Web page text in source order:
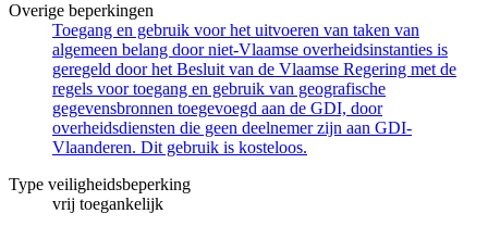
Overige beperkingen
Toegang en gebruik voor het uitvoeren van taken van
algemeen belang door niet-Vlaamse overheidsinstanties is
geregeld door het Besluit van de Vlaamse Regering met de
regels voor toegang en gebruik van geografische
gegevensbronnen toegevoegd aan de GDI, door
overheidsdiensten die geen deelnemer zijn aan GDI-
Vlaanderen. Dit gebruik is kosteloos.
Type veiligheidsbeperking
vrij toegankelijk